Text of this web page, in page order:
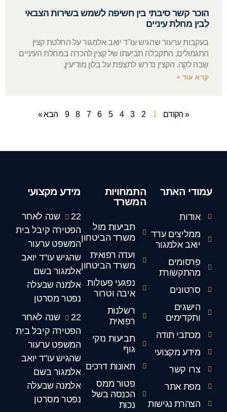
הוכר קשר סיבתי בין חשיפה לשמש בשירות הצבאי
לבין מחלת עיניים
בעקבות ערעור שהגיש עו"ד יואב אלמגור על החלטת קצין
התגמולים, התקבלה תביעתו של קצין להכרה במחלת העיניים
שבה לקה. הקצין נדרש לתצפת על בלון מודיעין,
קרא עוד »
« הקודם 1
2
3
4
5
6
7
8
9 הבא »
מידע מקצועי
22 שנה לאחר
הפטירה קיבל בית
המשפט ערעור
שהגיש עו"ד יואב
אלמגור בשם
אלמנה שבעלה
נפטר מסרטן
22 שנה לאחר
הפטירה קיבל בית
המשפט ערעור
שהגיש עו"ד יואב
אלמגור בשם
אלמנה שבעלה
נפטר מסרטן
התמחויות
המשרד
תביעות מול
משרד הביטחון
ועדה רפואית
משרד הביטחון
נפגעי פעולות
איבה וטרור
רשלנות
רפואית
תביעות נזקי
גוף
תאונות דרכים
פטור ממס
הכנסה בשל
נכות
עמודי האתר
אודות
ממליצים עו"ד
יואב אלמגור
פרסומים
מהתקשורת
סרטונים
הישגים
ותקדימים
מכתבי תודה
מידע מקצועי
צרו קשר
מפת אתר
הצהרת נגישות